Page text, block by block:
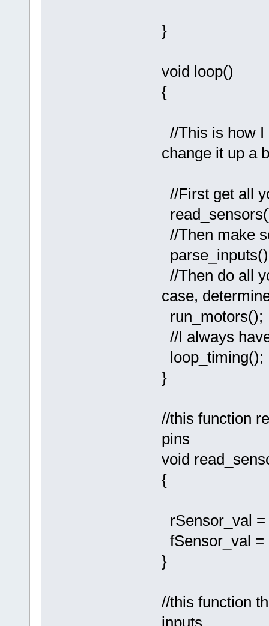
}
void loop()
{
//This is how
change it up a
//First get all
//Then make
//Then do all
case,
run_motors();
//I always
loop_timing();
}
//this function
pins
void
{
rSensor_val
fSensor_val
}
//this function